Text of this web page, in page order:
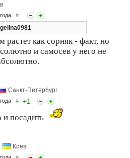
#
растет как сорняк - факт, но
и самосев у него не
Санкт-Петербург
# +1
и посадить
Киев